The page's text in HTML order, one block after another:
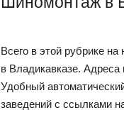
Всего в этой рубрике
в Владикавказе.
Удобный
заведений с ссылками